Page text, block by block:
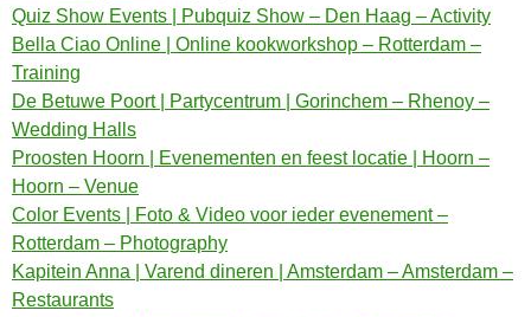
Quiz Show Events | Pubquiz Show – Den Haag – Activity
Bella Ciao Online | Online kookworkshop – Rotterdam –
Training
De Betuwe Poort | Partycentrum | Gorinchem – Rhenoy –
Wedding Halls
Proosten Hoorn | Evenementen en feest locatie | Hoorn –
Hoorn – Venue
Color Events | Foto & Video voor ieder evenement –
Rotterdam – Photography
Kapitein Anna | Varend dineren | Amsterdam – Amsterdam –
Restaurants